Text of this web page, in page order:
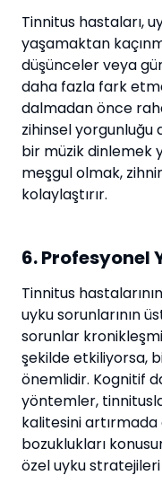
Tinnitus hastaları,
yaşamaktan
düşünceler veya
daha fazla fark
dalmadan önce
zihinsel yorgunluğu
bir müzik dinlemek
meşgul olmak,
kolaylaştırır.
6. Profesyonel
Tinnitus
uyku sorunlarının
sorunlar
şekilde etkiliyorsa,
önemlidir. Kognitif
yöntemler,
kalitesini artırmada
bozuklukları
özel uyku